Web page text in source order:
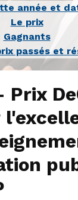
année et
Le prix
Gagnants
passés et
Prix